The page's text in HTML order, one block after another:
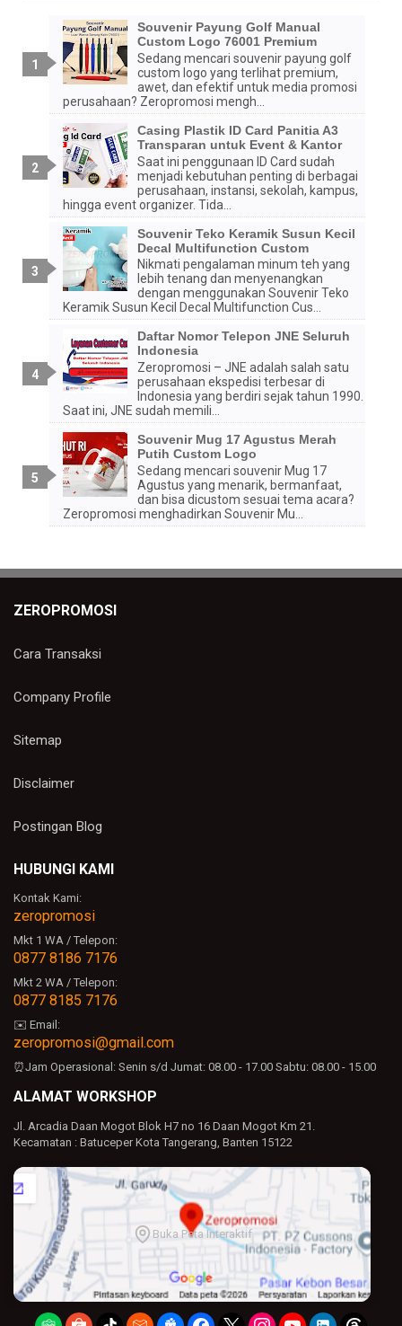
Souvenir Payung Golf Manual
Custom Logo 76001 Premium
Sedang mencari souvenir payung golf
custom logo yang terlihat premium,
awet, dan efektif untuk media promosi
perusahaan? Zeropromosi mengh...
Casing Plastik ID Card Panitia A3
Transparan untuk Event & Kantor
Saat ini penggunaan ID Card sudah
menjadi kebutuhan penting di berbagai
perusahaan, instansi, sekolah, kampus,
hingga event organizer. Tida...
Souvenir Teko Keramik Susun Kecil
Decal Multifunction Custom
Nikmati pengalaman minum teh yang
lebih tenang dan menyenangkan
dengan menggunakan Souvenir Teko
Keramik Susun Kecil Decal Multifunction Cus...
Daftar Nomor Telepon JNE Seluruh
Indonesia
Zeropromosi – JNE adalah salah satu
perusahaan ekspedisi terbesar di
Indonesia yang berdiri sejak tahun 1990.
Saat ini, JNE sudah memili...
Souvenir Mug 17 Agustus Merah
Putih Custom Logo
Sedang mencari souvenir Mug 17
Agustus yang menarik, bermanfaat,
dan bisa dicustom sesuai tema acara?
Zeropromosi menghadirkan Souvenir Mu...
ZEROPROMOSI
Cara Transaksi
Company Profile
Sitemap
Disclaimer
Postingan Blog
HUBUNGI KAMI
Kontak Kami:
zeropromosi
Mkt 1 WA / Telepon:
0877 8186 7176
Mkt 2 WA / Telepon:
0877 8185 7176
✉️ Email:
zeropromosi@gmail.com
⏰Jam Operasional: Senin s/d Jumat: 08.00 - 17.00 Sabtu: 08.00 - 15.00
ALAMAT WORKSHOP
Jl. Arcadia Daan Mogot Blok H7 no 16 Daan Mogot Km 21.
Kecamatan : Batuceper Kota Tangerang, Banten 15122
Buka Peta Interaktif